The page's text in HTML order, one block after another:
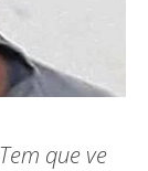
Tem que ve